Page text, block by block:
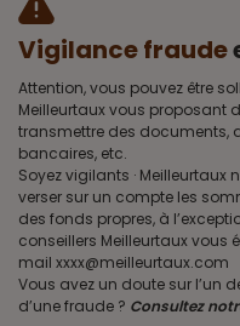
Vigilance fraude
Attention, vous pouvez être
Meilleurtaux vous
transmettre des documents,
bancaires, etc.
Soyez vigilants ·
verser sur un compte les
des fonds propres, à
conseillers Meilleurtaux vous
mail xxxx@meilleurtaux.com
Vous avez un doute sur l’un
d’une fraude ? Consultez